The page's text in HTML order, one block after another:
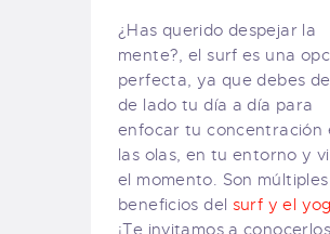
¿Has querido despejar la
mente?, el surf es una
perfecta, ya que debes
de lado tu día a día para
enfocar tu concentración
las olas, en tu entorno y
el momento. Son
beneficios del surf y el
¡Te invitamos a